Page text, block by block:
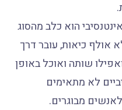
הוא כלב מהסוג
אולף כיאות, עובר דרך
שותה ואוכל באופן
לא מתאימים
מבוגרים.